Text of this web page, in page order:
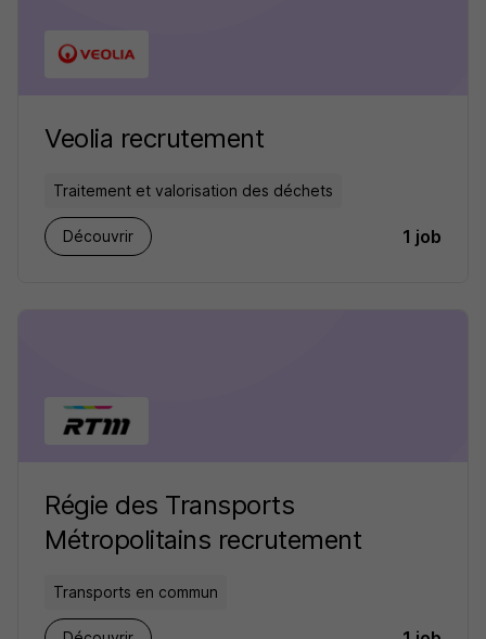
Veolia recrutement
Traitement et valorisation des déchets
Découvrir 1 job
Régie des Transports
Métropolitains recrutement
Transports en commun